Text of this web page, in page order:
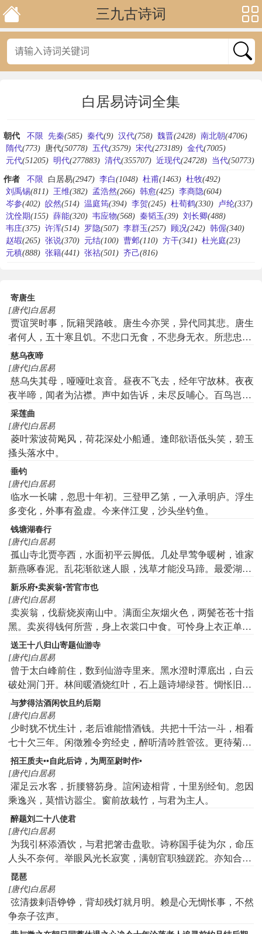
三九古诗词
白居易诗词全集
朝代 不限 先秦(585) 秦代(9) 汉代(758) 魏晋(2428) 南北朝(4706)
隋代(773) 唐代(50778) 五代(3579) 宋代(273189) 金代(7005)
元代(51205) 明代(277883) 清代(355707) 近现代(24728) 当代(50773)
作者 不限 白居易(2947) 李白(1048) 杜甫(1463) 杜牧(492)
刘禹锡(811) 王维(382) 孟浩然(266) 韩愈(425) 李商隐(604)
岑参(402) 皎然(514) 温庭筠(394) 李贺(245) 杜荀鹤(330) 卢纶(337)
沈佺期(155) 薛能(320) 韦应物(568) 秦韬玉(39) 刘长卿(488)
韦庄(375) 许浑(514) 罗隐(507) 李群玉(257) 顾况(242) 韩偓(340)
赵嘏(265) 张说(370) 元结(100) 曹邺(110) 方干(341) 杜光庭(23)
元稹(888) 张籍(441) 张祜(501) 齐己(816)
寄唐生
[唐代]白居易
贾谊哭时事，阮籍哭路岐。唐生今亦哭，异代同其悲。唐生
者何人，五十寒且饥。不悲口无食，不悲身无衣。所悲忠与
义，悲甚则哭之。太尉击贼日，尚书叱盗时。大夫死凶寇，
谏议谪蛮夷。每见如此事，声发涕辄随。往往闻其风，俗士
犹或非。怜君头半白，其志竟不衰。我亦君之徒，郁郁何所
为。不能发声哭，转作乐府诗。篇篇无空文，句句必尽规。
功高虞人箴，痛甚骚人辞。非求宫律高，不务文字奇。惟歌
生民病，愿得天子知。未得天子知，甘受时人嗤。药良气味
苦，琴澹音声稀。不惧权豪怒，亦任亲朋议。人竟无奈何，
呼作狂男儿。每逢群盗息，或遇云雾披。但自高声歌，庶几
词。
慈乌夜啼
[唐代]白居易
慈乌失其母，哑哑吐哀音。昼夜不飞去，经年守故林。夜夜
夜半啼，闻者为沾襟。声中如告诉，未尽反哺心。百鸟岂无
母，尔独哀怨深。应是母慈重，使尔悲不任。昔有吴起者，
母殁丧不临。嗟哉斯徒辈，其心不如禽。慈乌复慈乌，鸟中
之曾参。
采莲曲
[唐代]白居易
菱叶萦波荷飐风，荷花深处小船通。逢郎欲语低头笑，碧玉
搔头落水中。
垂钓
[唐代]白居易
临水一长啸，忽思十年初。三登甲乙第，一入承明庐。浮生
多变化，外事有盈虚。今来伴江叟，沙头坐钓鱼。
钱塘湖春行
[唐代]白居易
孤山寺北贾亭西，水面初平云脚低。几处早莺争暖树，谁家
新燕啄春泥。乱花渐欲迷人眼，浅草才能没马蹄。最爱湖东
行不足，绿杨阴里白沙堤。
新乐府•卖炭翁•苦官市也
[唐代]白居易
卖炭翁，伐薪烧炭南山中。满面尘灰烟火色，两鬓苍苍十指
黑。卖炭得钱何所营，身上衣裳口中食。可怜身上衣正单，
心忧炭贱愿天寒。夜来城上一尺雪，晓驾炭车辗冰辙。牛困
人饥日已高，市南门外泥中歇。翩翩两骑来是谁，黄衣使者
白衫儿。手把文书口称敕，回车叱牛牵向北。一车炭，千馀
斤，官使驱将惜不得。半匹红纱一丈绫，系向牛头充炭直。
送王十八归山寄题仙游寺
[唐代]白居易
曾于太白峰前住，数到仙游寺里来。黑水澄时潭底出，白云
破处洞门开。林间暖酒烧红叶，石上题诗埽绿苔。惆怅旧游
那复到，菊花时节羡君回。
与梦得沽酒闲饮且约后期
[唐代]白居易
少时犹不忧生计，老后谁能惜酒钱。共把十千沽一斗，相看
七十欠三年。闲徵雅令穷经史，醉听清吟胜管弦。更待菊黄
家酝熟，共君一醉一陶然。
招王质夫••自此后诗，为周至尉时作•
[唐代]白居易
濯足云水客，折腰簪笏身。諠闲迹相背，十里别经旬。忽因
乘逸兴，莫惜访嚣尘。窗前故栽竹，与君为主人。
醉题刘二十八使君
[唐代]白居易
为我引杯添酒饮，与君把箸击盘歌。诗称国手徒为尔，命压
人头不奈何。举眼风光长寂寞，满朝官职独蹉跎。亦知合被
才名折，二十三年折太多。
琵琶
[唐代]白居易
弦清拨剌语铮铮，背却残灯就月明。赖是心无惆怅事，不然
争奈子弦声。